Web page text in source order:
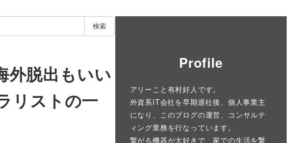
検索
外脱出もいい
リストの一
Profile
アリーこと有村好人です。
外資系IT会社を早期退社後、個人事業主
になり、このブログの運営、コンサルテ
ィング業務を行なっています。
繋がる機器が大好きで、家での生活を繋